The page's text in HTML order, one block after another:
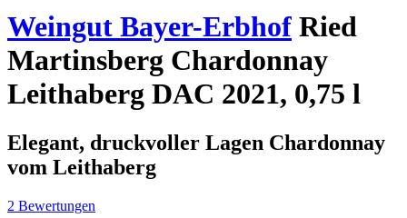
Weingut Bayer-Erbhof Ried
Martinsberg Chardonnay
Leithaberg DAC 2021, 0,75 l
Elegant, druckvoller Lagen Chardonnay
vom Leithaberg
2 Bewertungen